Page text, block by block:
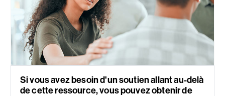
Si vous avez besoin d'un soutien allant au-delà
de cette ressource, vous pouvez obtenir de